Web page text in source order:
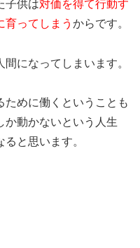
子供は対価を得て行動す
育ってしまう からです。
になってしまいます。
ために働くということも
か動かないという人生
と思います。